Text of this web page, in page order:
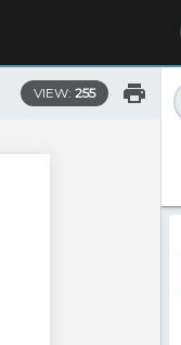
VIEW: 255